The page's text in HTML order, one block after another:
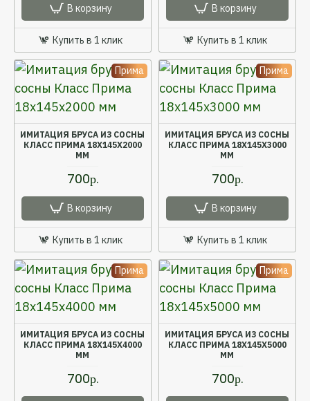
В корзину
Купить в 1 клик
В корзину
Купить в 1 клик
Прима
ИМИТАЦИЯ БРУСА ИЗ СОСНЫ
КЛАСС ПРИМА 18X145X2000
ММ
700р.
В корзину
Купить в 1 клик
Прима
ИМИТАЦИЯ БРУСА ИЗ СОСНЫ
КЛАСС ПРИМА 18X145X3000
ММ
700р.
В корзину
Купить в 1 клик
Прима
ИМИТАЦИЯ БРУСА ИЗ СОСНЫ
КЛАСС ПРИМА 18X145X4000
ММ
700р.
Прима
ИМИТАЦИЯ БРУСА ИЗ СОСНЫ
КЛАСС ПРИМА 18X145X5000
ММ
700р.